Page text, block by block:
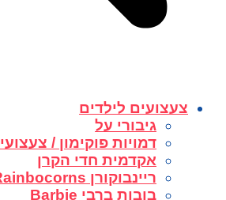
צעצועים לילדים
גיבורי על
דמויות פוקימון / צעצועי POKEMON
אקדמית חדי הקרן
ריינבוקורן Rainbocorns
בובות ברבי Barbie